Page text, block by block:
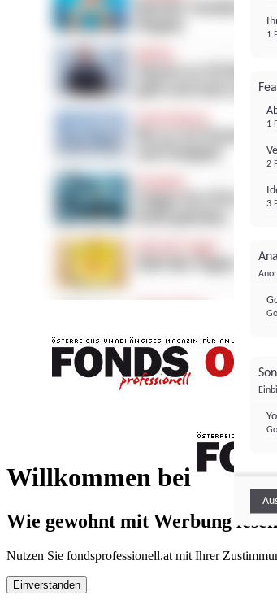
Willkommen bei
Wie gewohnt mit Werbung lesen
Nutzen Sie fondsprofessionell.at mit Ihrer
Einverstanden
1
1
2
3